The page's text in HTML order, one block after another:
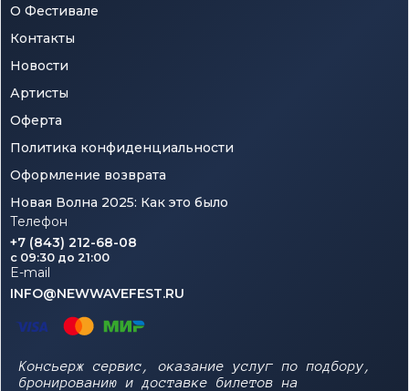
О Фестивале
Контакты
Новости
Артисты
Оферта
Политика конфиденциальности
Оформление возврата
Новая Волна 2025: Как это было
Телефон
+7 (843) 212-68-08
c 09:30 до 21:00
E-mail
INFO@NEWWAVEFEST.RU
Консьерж сервис, оказание услуг по подбору,
бронированию и доставке билетов на